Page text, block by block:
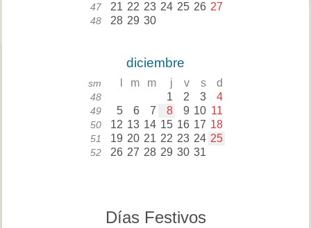
47 21 22 23 24 25 26 27
48 28 29 30
diciembre
sm m m j v s d
48 1 2 3 4
49 5 6 7 8 9 10 11
50 12 13 14 15 16 17 18
51 19 20 21 22 23 24 25
52 26 27 28 29 30 31
Días Festivos